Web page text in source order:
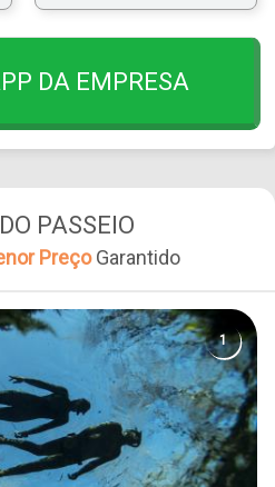
DA EMPRESA
PASSEIO
PreçoGarantido
1